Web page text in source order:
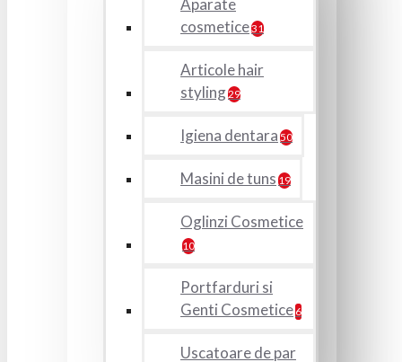
Aparate
cosmetice31
Articole hair
styling29
Igiena dentara 50
Masini de tuns 19
Oglinzi Cosmetice
10
Portfarduri si
Genti Cosmetice 6
Uscatoare de par